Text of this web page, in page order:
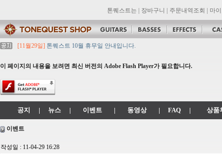
톤퀘스트는 장바구니 주문내역조회 마
[11월29일] 톤퀘스트 10월 휴무일 안내입니다.
[11월29일]톤퀘스트쇼핑몰 리뉴얼 되었습니다. -> .com 에서 .co.kr 로 변경됩
[11월29일]
[대리점 모집] Gretsch, Jackson 대리점 모집!! 그레치기타, 잭슨기
이 페이지의 내용을 보려면 최신 버전의 Adobe Flash Player가 필요합니다.
공지 | 뉴스 | 이벤트 | 동영상 | FAQ | 상품
이벤트
작성일 : 11-04-29 16:28